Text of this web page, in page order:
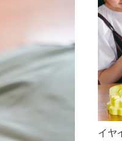
イヤ